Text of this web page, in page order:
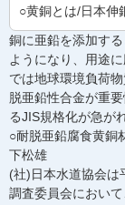
○黄銅とは/日本伸
銅に亜鉛を添加す
ようになり、用途
では地球環境負荷
脱亜鉛性合金が重
るJIS規格化が急が
○耐脱亜鉛腐食黄銅
下松雄
(社)日本水道協会は
調査委員会におい